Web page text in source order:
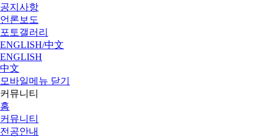
공지사항
언론보도
포토갤러리
ENGLISH/中文
ENGLISH
中文
모바일메뉴 닫기
커뮤니티
홈
커뮤니티
전공안내